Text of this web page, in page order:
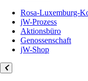
Rosa-Luxemburg-
jW-Prozess
Aktionsbüro
Genossenschaft
jW-Shop